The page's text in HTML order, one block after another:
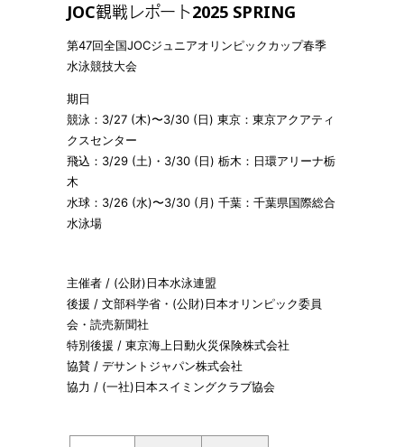
JOC観戦レポート2025 SPRING
第47回全国JOCジュニアオリンピックカップ春季
水泳競技大会
期日
競泳：3/27 (木)〜3/30 (日) 東京：東京アクアティ
クスセンター
飛込：3/29 (土)・3/30 (日) 栃木：日環アリーナ栃
木
水球：3/26 (水)〜3/30 (月) 千葉：千葉県国際総合
水泳場
主催者 / (公財)日本水泳連盟
後援 / 文部科学省・(公財)日本オリンピック委員
会・読売新聞社
特別後援 / 東京海上日動火災保険株式会社
協賛 / デサントジャパン株式会社
協力 / (一社)日本スイミングクラブ協会